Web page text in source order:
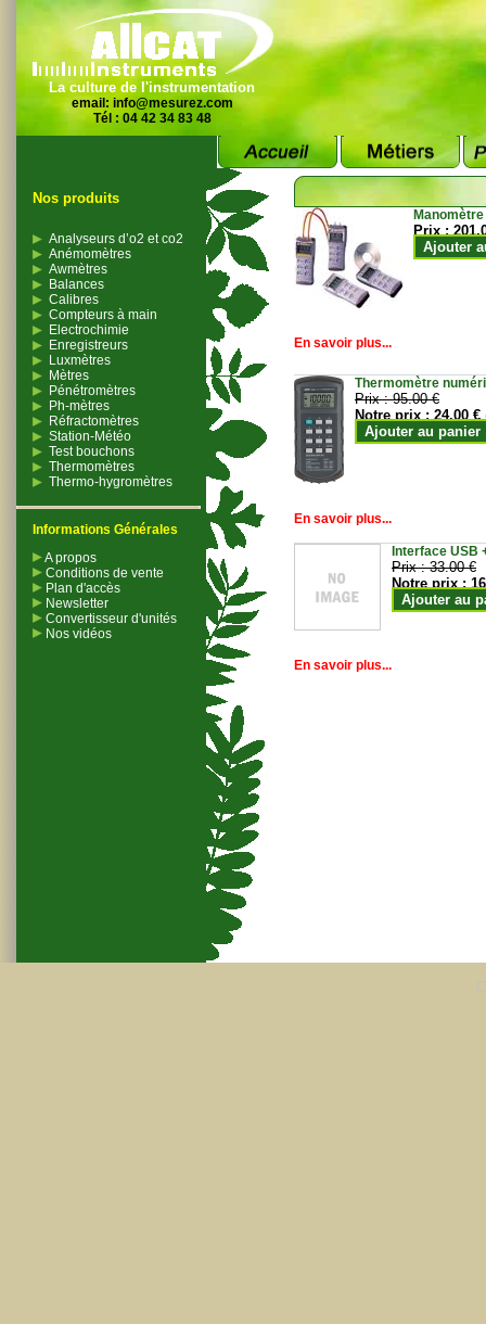
La culture de l'instrumentation
email: info@mesurez.com
Tél : 04 42 34 83 48
Nos produits
Analyseurs d’o2 et co2
Anémomètres
Awmètres
Balances
Calibres
Compteurs à main
Electrochimie
Enregistreurs
Luxmètres
Mètres
Pénétromètres
Ph-mètres
Réfractomètres
Station-Météo
Test bouchons
Thermomètres
Thermo-hygromètres
Informations Générales
A propos
Conditions de vente
Plan d'accès
Newsletter
Convertisseur d'unités
Nos vidéos
Prix :
Ajouter
En savoir plus...
Thermomètre
Prix :95.00 €
Notre prix :24.00 €
Ajouter au panier
En savoir plus...
Interface USB
Prix :33.00 €
Notre prix :
Ajouter au
En savoir plus...